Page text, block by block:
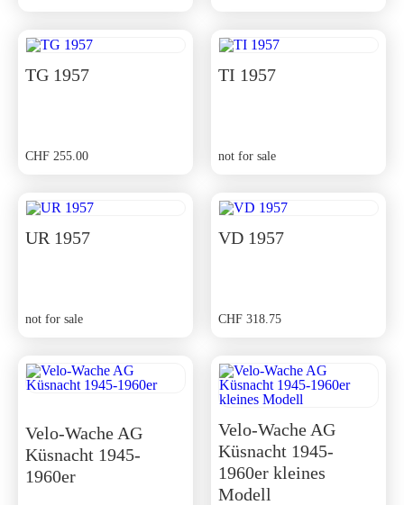
TG 1957
CHF 255.00
TI 1957
not for sale
UR 1957
not for sale
VD 1957
CHF 318.75
Velo-Wache AG
Küsnacht 1945-
1960er
Velo-Wache AG
Küsnacht 1945-
1960er kleines
Modell